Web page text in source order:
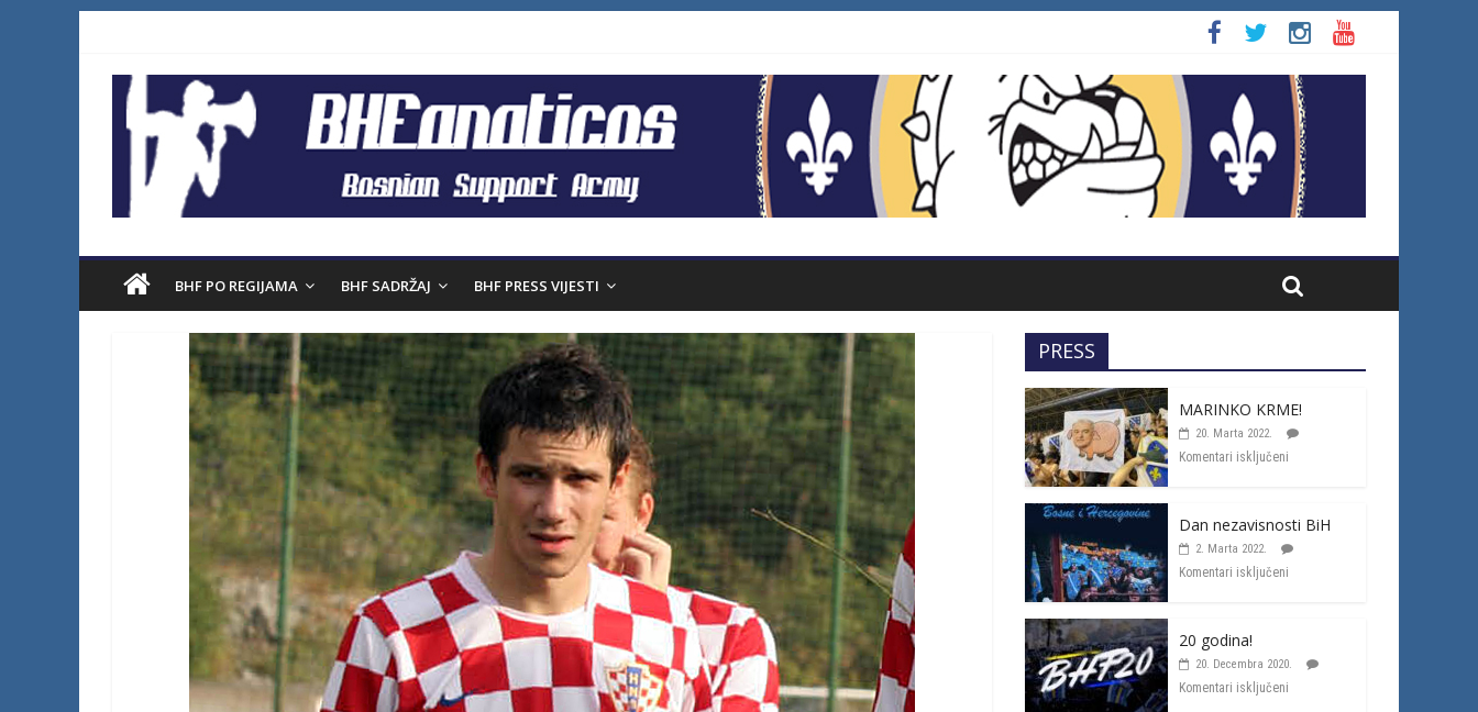
BHF PO REGIJAMA BHF SADRŽAJ BHF PRESS VIJESTI
PRESS
MARINKO KRME!
20. Marta 2022.
Komentari isključeni
Dan nezavisnosti BiH
2. Marta 2022.
Komentari isključeni
20 godina!
20. Decembra 2020.
Komentari isključeni